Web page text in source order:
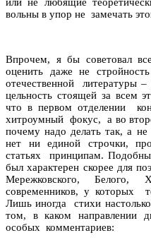
вольны в упор не замечать
Впрочем, я бы советовал
оценить даже не
отечественной литературы
цельность стоящей за всем
что в первом отделении
хитроумный фокус, а во
почему надо делать так, а
нет ни единой строчки,
статьях принципам.
был характерен скорее для
Мережковского,
современников, у которых
Лишь иногда стихи
том, в каком направлении
особых комментариев: